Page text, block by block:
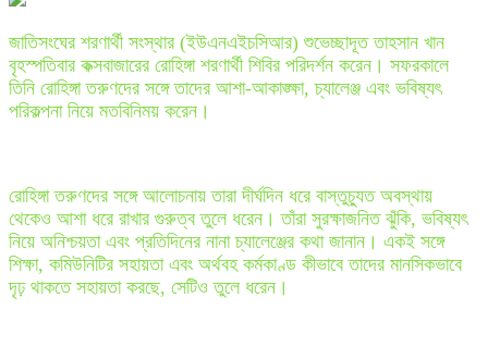
জাতিসংঘের শরণার্থী সংস্থার (ইউএনএইচসিআর) শুভেচ্ছাদূত তাহসান খান
বৃহস্পতিবার কক্সবাজারের রোহিঙ্গা শরণার্থী শিবির পরিদর্শন করেন। সফরকালে
তিনি রোহিঙ্গা তরুণদের সঙ্গে তাদের আশা-আকাঙ্ক্ষা, চ্যালেঞ্জ এবং ভবিষ্যৎ
পরিকল্পনা নিয়ে মতবিনিময় করেন।
রোহিঙ্গা তরুণদের সঙ্গে আলোচনায় তারা দীর্ঘদিন ধরে বাস্তুচ্যুত অবস্থায়
থেকেও আশা ধরে রাখার গুরুত্ব তুলে ধরেন। তাঁরা সুরক্ষাজনিত ঝুঁকি, ভবিষ্যৎ
নিয়ে অনিশ্চয়তা এবং প্রতিদিনের নানা চ্যালেঞ্জের কথা জানান। একই সঙ্গে
শিক্ষা, কমিউনিটির সহায়তা এবং অর্থবহ কর্মকাণ্ড কীভাবে তাদের মানসিকভাবে
দৃঢ় থাকতে সহায়তা করছে, সেটিও তুলে ধরেন।